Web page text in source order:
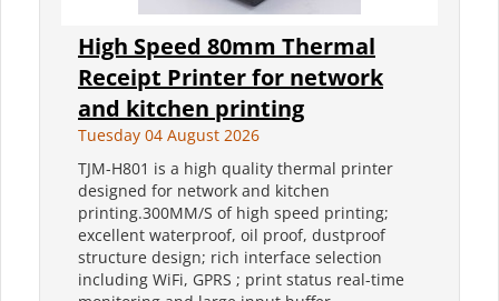
High Speed 80mm Thermal
Receipt Printer for network
and kitchen printing
Tuesday 04 August 2026
TJM-H801 is a high quality thermal printer
designed for network and kitchen
printing.300MM/S of high speed printing;
excellent waterproof, oil proof, dustproof
structure design; rich interface selection
including WiFi, GPRS ; print status real-time